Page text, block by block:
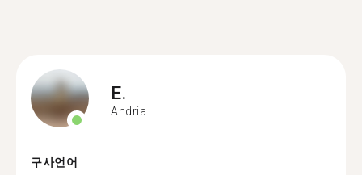
E.
Andria
구사언어